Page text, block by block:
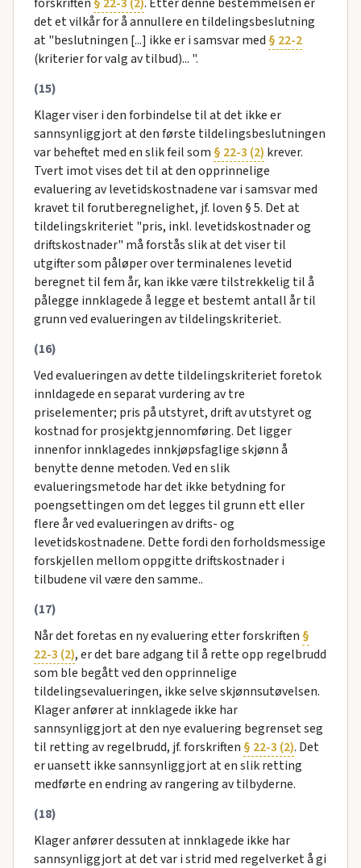
det et vilkår for å annullere en tildelingsbeslutning
at "beslutningen [...] ikke er i samsvar med § 22-2
(kriterier for valg av tilbud)... ".
(15)
Klager viser i den forbindelse til at det ikke er
sannsynliggjort at den første tildelingsbeslutningen
var beheftet med en slik feil som § 22-3 (2) krever.
Tvert imot vises det til at den opprinnelige
evaluering av levetidskostnadene var i samsvar med
kravet til forutberegnelighet, jf. loven § 5. Det at
tildelingskriteriet "pris, inkl. levetidskostnader og
driftskostnader" må forstås slik at det viser til
utgifter som påløper over terminalenes levetid
beregnet til fem år, kan ikke være tilstrekkelig til å
pålegge innklagede å legge et bestemt antall år til
grunn ved evalueringen av tildelingskriteriet.
(16)
Ved evalueringen av dette tildelingskriteriet foretok
innldagede en separat vurdering av tre
priselementer; pris på utstyret, drift av utstyret og
kostnad for prosjektgjennomføring. Det ligger
innenfor innklagedes innkjøpsfaglige skjønn å
benytte denne metoden. Ved en slik
evalueringsmetode har det ikke betydning for
poengsettingen om det legges til grunn ett eller
flere år ved evalueringen av drifts- og
levetidskostnadene. Dette fordi den forholdsmessige
forskjellen mellom oppgitte driftskostnader i
tilbudene vil være den samme..
(17)
Når det foretas en ny evaluering etter forskriften §
22-3 (2), er det bare adgang til å rette opp regelbrudd
som ble begått ved den opprinnelige
tildelingsevalueringen, ikke selve skjønnsutøvelsen.
Klager anfører at innklagede ikke har
sannsynliggjort at den nye evaluering begrenset seg
til retting av regelbrudd, jf. forskriften § 22-3 (2). Det
er uansett ikke sannsynliggjort at en slik retting
medførte en endring av rangering av tilbyderne.
(18)
Klager anfører dessuten at innklagede ikke har
sannsynliggjort at det var i strid med regelverket å gi